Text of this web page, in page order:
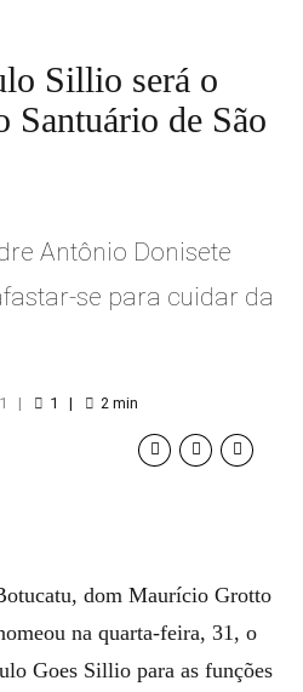
Sillio será o
Santuário de São
Antônio Donisete
se para cuidar da
1 2 min
dom Maurício Grotto
na quarta-feira, 31, o
Goes Sillio para as funções